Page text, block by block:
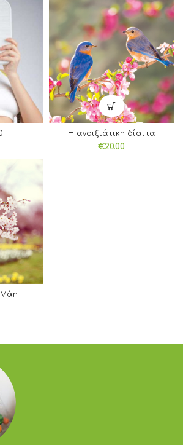
Η ανοιξιάτικη δίαιτα
€20.00
Μάη